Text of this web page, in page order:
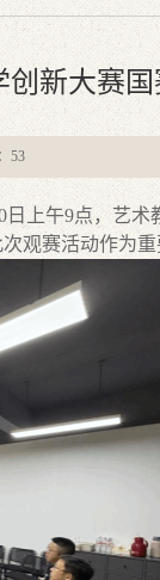
新大赛
53
日上午9点，艺术
观赛活动作为重